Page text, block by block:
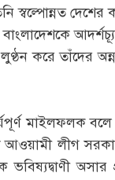
স্বল্পোন্নত দেশের
করে তাঁদের অন্ন-
মাইলফলক বলে
লীগ